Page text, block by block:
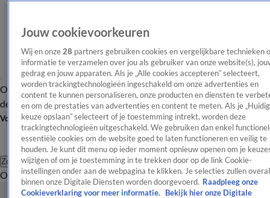
OverzichtAfleveringen Entertainment TV Algemeen
Tip
de redactieNieuwsbrief
Volg Shownieuws
Zoeken
OverzichtEntertainmentSpraakmakendRealityCrimeVideo's
Jouw cookievoorkeuren
Wij en onze 28 partners gebruiken cookies en vergelijkbare technieken
informatie te verzamelen over jou als gebruiker van onze website(s),
gedrag en jouw apparaten. Als je „Alle cookies accepteren” selecteert,
worden trackingtechnologieën ingeschakeld om onze advertenties en
content te kunnen personaliseren, onze producten en diensten te
en om de prestaties van advertenties en content te meten. Als je
keuze opslaan” selecteert of je toestemming intrekt, worden deze
trackingtechnologieën uitgeschakeld. We gebruiken dan enkel
essentiële cookies om de website goed te laten functioneren en veilig te
houden. Je kunt dit menu op ieder moment opnieuw openen om je
wijzigen of om je toestemming in te trekken door op de link Cookie-
instellingen onder aan de webpagina te klikken. Je selecties zullen overal
binnen onze Digitale Diensten worden doorgevoerd. Raadpleeg onze
Cookieverklaring voor meer informatie.
Bekijk hier onze Digitale